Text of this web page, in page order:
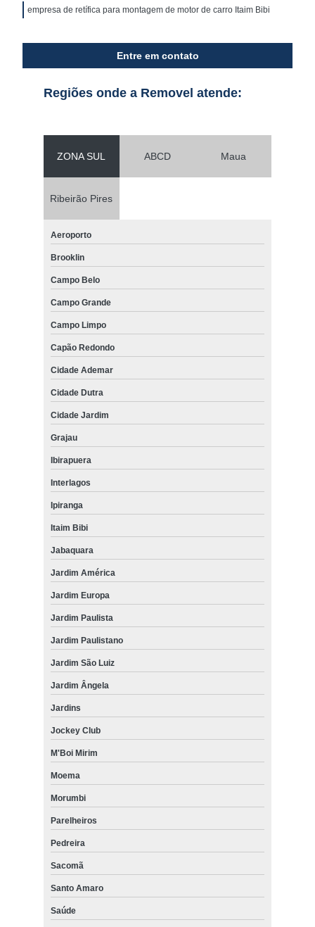
empresa de retífica para montagem de motor de carro Itaim Bibi
Entre em contato
Regiões onde a Removel atende:
ZONA SUL ABCD Maua
Ribeirão Pires
Aeroporto
Brooklin
Campo Belo
Campo Grande
Campo Limpo
Capão Redondo
Cidade Ademar
Cidade Dutra
Cidade Jardim
Grajau
Ibirapuera
Interlagos
Ipiranga
Itaim Bibi
Jabaquara
Jardim América
Jardim Europa
Jardim Paulista
Jardim Paulistano
Jardim São Luiz
Jardim Ângela
Jardins
Jockey Club
M'Boi Mirim
Moema
Morumbi
Parelheiros
Pedreira
Sacomã
Santo Amaro
Saúde